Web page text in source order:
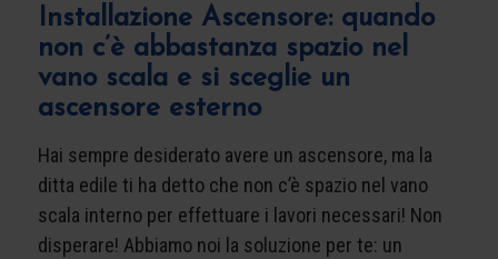
Installazione Ascensore: quando
non c’è abbastanza spazio nel
vano scala e si sceglie un
ascensore esterno
Hai sempre desiderato avere un ascensore, ma la
ditta edile ti ha detto che non c’è spazio nel vano
scala interno per effettuare i lavori necessari! Non
disperare! Abbiamo noi la soluzione per te: un